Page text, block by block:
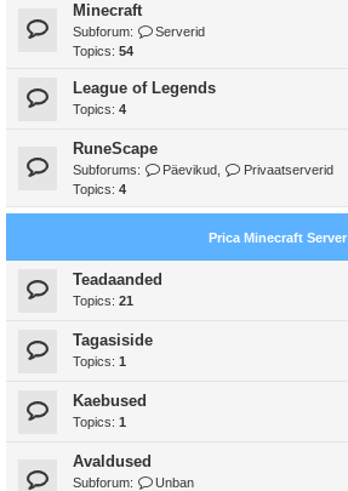
Minecraft
Subforum:
Serverid
Topics: 54
League of Legends
Topics: 4
RuneScape
Subforums: Päevikud
Privaatserverid
Topics: 4
Prica Minecraft Server
Teadaanded
Topics: 21
Tagasiside
Topics: 1
Kaebused
Topics: 1
Avaldused
Subforum:
Unban